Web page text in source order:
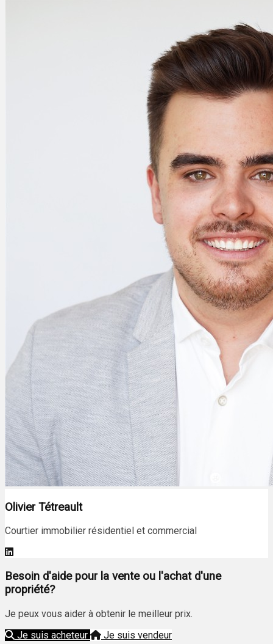
Olivier Tétreault
Courtier immobilier résidentiel et commercial
Besoin d'aide pour la vente ou l'achat d'une
propriété?
Je peux vous aider à obtenir le meilleur prix.
Je suis acheteur
Je suis vendeur